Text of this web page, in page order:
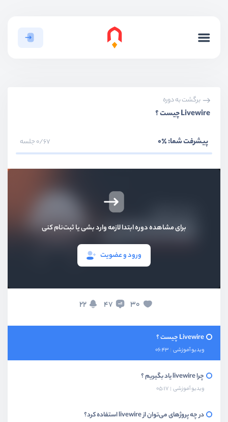
برگشت به دوره
Livewire چیست ؟
پیشرفت شما:٪0 0/67 جلسه
برای مشاهده دوره ابتدا لازمه وارد بشی یا ثبت‌نام کنی
ورود و عضویت
30
47
22
Livewire چیست ؟
ویدیو آموزشی 06:43
چرا livewire یاد بگیریم ؟
ویدیو آموزشی 05:17
در چه پروژ‌های می‌توان از livewire استفاده کرد؟